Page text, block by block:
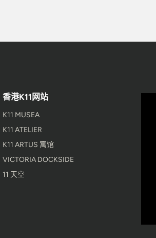
香港K11网站
K11 MUSEA
K11 ATELIER
K11 ARTUS 寓馆
VICTORIA DOCKSIDE
11 天空